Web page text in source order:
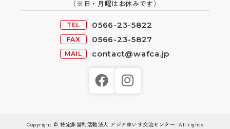
（※日・月曜はお休みです）
TEL 0566-23-5822
FAX 0566-23-5827
MAIL contact@wafca.jp
Copyright © 特定非営利活動法人 アジア車いす交流センター. All rights